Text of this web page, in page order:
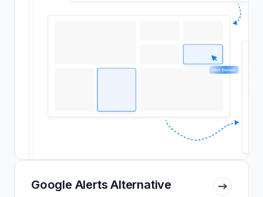
Google Alerts Alternative